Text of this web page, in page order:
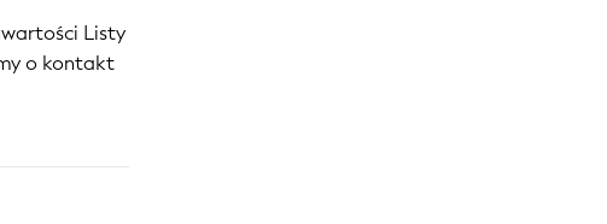
Listy
o kontakt